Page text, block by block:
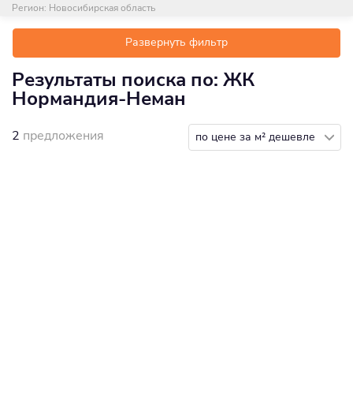
Регион: Новосибирская область
Развернуть фильтр
Результаты поиска по: ЖК
Нормандия-Неман
2 предложения по цене за м² дешевле